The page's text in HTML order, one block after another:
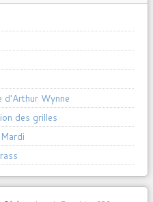
d'Arthur Wynne
des grilles